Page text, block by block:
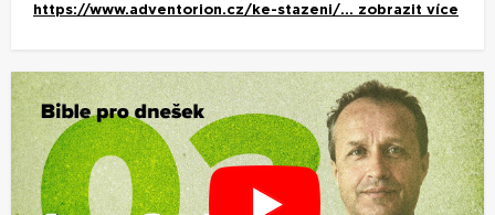
https://www.adventorion.cz/ke-stazeni/... zobrazit více